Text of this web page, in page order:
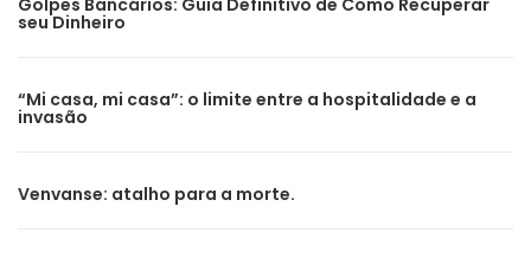
Golpes Bancários: Guia Definitivo de Como Recuperar
seu Dinheiro
“Mi casa, mi casa”: o limite entre a hospitalidade e a
invasão
Venvanse: atalho para a morte.